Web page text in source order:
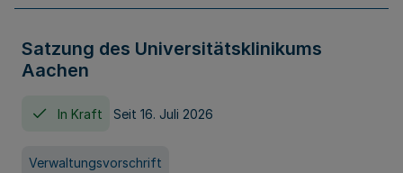
Satzung des Universitätsklinikums
Aachen
In Kraft Seit 16. Juli 2026
Verwaltungsvorschrift